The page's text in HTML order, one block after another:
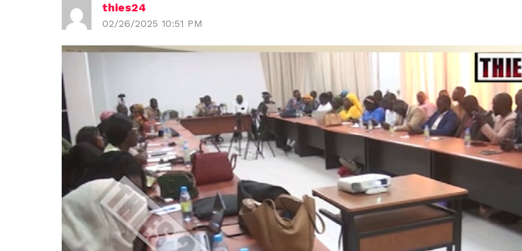
thies24
02/26/2025 10:51 PM